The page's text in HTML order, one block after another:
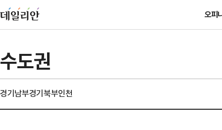
오피
수도권
경기남부경기북부인천